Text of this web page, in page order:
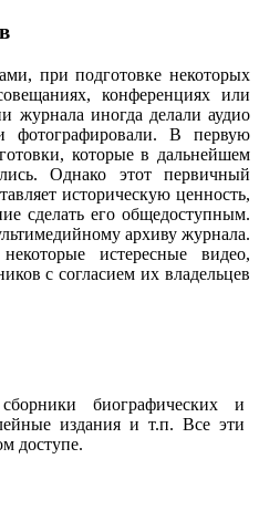
при подготовке некоторых
конференциях или
журнала иногда делали аудио
фотографировали. В первую
которые в дальнейшем
Однако этот первичный
историческую ценность,
сделать его общедоступным.
архиву журнала.
истересные видео,
с согласием их владельцев
биографических и
издания и т.п. Все эти
доступе.